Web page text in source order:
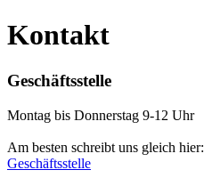
Kontakt
Geschäftsstelle
Montag bis Donnerstag 9-12 Uhr
Am besten schreibt uns gleich hier:
Geschäftsstelle